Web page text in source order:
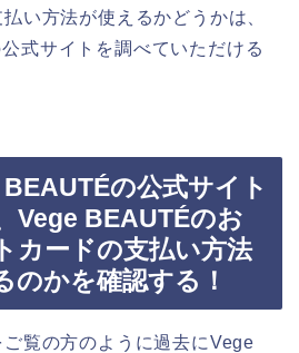
い方法が使えるかどうかは、
式サイトを調べていただける
の公式サイト
Vege BEAUTÉのお
カードの支払い方法
のかを確認する！
覧の方のように過去にVege